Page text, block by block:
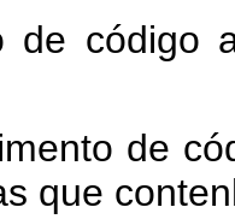
código
de
que